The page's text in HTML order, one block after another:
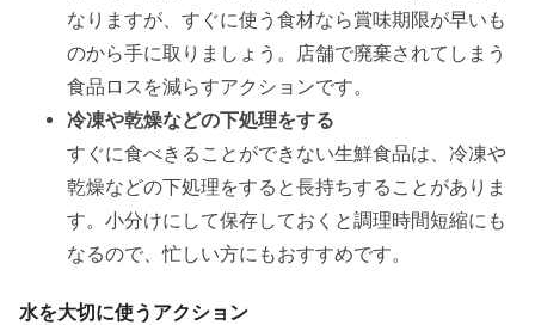
なりますが、すぐに使う食材なら賞味期限が早いも
のから手に取りましょう。店舗で廃棄されてしまう
食品ロスを減らすアクションです。
冷凍や乾燥などの下処理をする
すぐに食べきることができない生鮮食品は、冷凍や
乾燥などの下処理をすると長持ちすることがありま
す。小分けにして保存しておくと調理時間短縮にも
なるので、忙しい方にもおすすめです。
水を大切に使うアクション